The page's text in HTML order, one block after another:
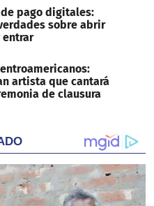
pago digitales:
sobre abrir
entrar
artista que cantará
de clausura